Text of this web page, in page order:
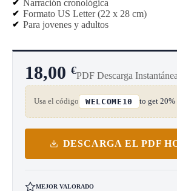
Narración cronológica
Formato US Letter (22 x 28 cm)
Para jovenes y adultos
18,00 €PDF Descarga Instantánea
Usa el código WELCOME10 to get 20%
DESCARGA EL PDF
MEJOR VALORADO